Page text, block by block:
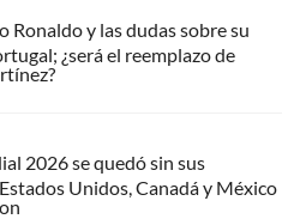
Ronaldo y las dudas sobre su
¿será el reemplazo de
2026 se quedó sin sus
Unidos, Canadá y México